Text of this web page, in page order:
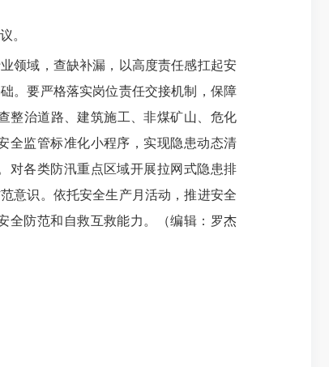
。
领域，查缺补漏，以高度责任感扛起安
。要严格落实岗位责任交接机制，保障
整治道路、建筑施工、非煤矿山、危化
全监管标准化小程序，实现隐患动态清
对各类防汛重点区域开展拉网式隐患排
意识。依托安全生产月活动，推进安全
全防范和自救互救能力。（编辑：罗杰